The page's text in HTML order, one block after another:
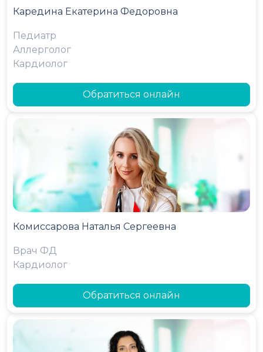
Каредина Екатерина Федоровна
Педиатр
Аллерголог
Кардиолог
Обратиться онлайн
Комиссарова Наталья Сергеевна
Врач ФД
Кардиолог
Обратиться онлайн